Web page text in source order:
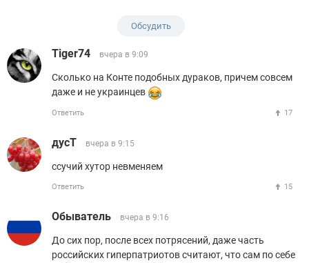
Обсудить
Tiger74 вчера в 9:09
Сколько на Конте подобных дураков, причем совсем
даже и не украинцев
Ответить 17
дусТ вчера в 9:15
ссучий хутор невменяем
Ответить 15
Обыватель вчера в 9:16
До сих пор, после всех потрясений, даже часть
российских гиперпатриотов считают, что сам по себе